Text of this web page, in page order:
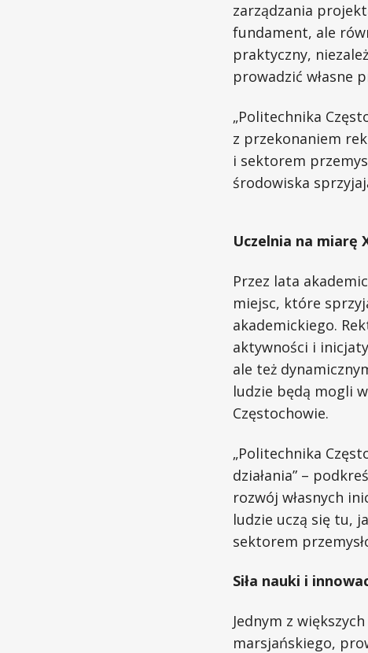
zarządzania
fundament, ale
praktyczny,
prowadzić własne
„Politechnika
z przekonaniem
i sektorem
środowiska
Uczelnia na miarę
Przez lata
miejsc, które
akademickiego.
aktywności i
ale też
ludzie będą mogli
Częstochowie.
„Politechnika
działania” –
rozwój własnych
ludzie uczą się tu,
sektorem
Siła nauki i
Jednym z
marsjańskiego,